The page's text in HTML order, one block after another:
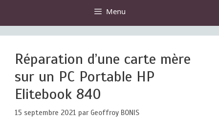
Menu
Réparation d’une carte mère
sur un PC Portable HP
Elitebook 840
15 septembre 2021 par Geoffroy BONIS